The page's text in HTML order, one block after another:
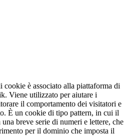
cookie è associato alla piattaforma di
Viene utilizzato per aiutare i
il comportamento dei visitatori e
È un cookie di tipo pattern, in cui il
breve serie di numeri e lettere, che
per il dominio che imposta il